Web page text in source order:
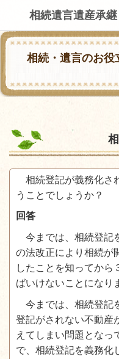
相続遺言遺産承
相続・遺言のお役
相続登記が義務化さ
うことでしょうか？
回答
今までは、相続登記
の法改正により相続が
したことを知ってから
ばいけないことになり
今までは、相続登記
登記がされない不動産
えてしまい問題となっ
で、相続登記を義務化